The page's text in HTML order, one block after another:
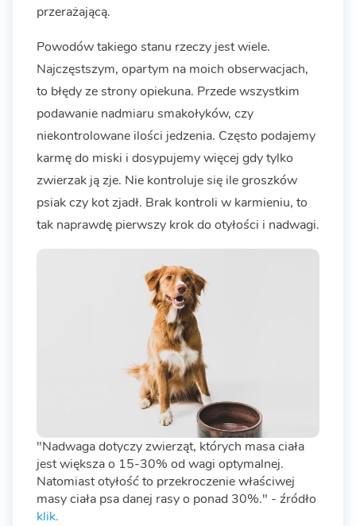
przerażającą.
Powodów takiego stanu rzeczy jest wiele.
Najczęstszym, opartym na moich obserwacjach,
to błędy ze strony opiekuna. Przede wszystkim
podawanie nadmiaru smakołyków, czy
niekontrolowane ilości jedzenia. Często podajemy
karmę do miski i dosypujemy więcej gdy tylko
zwierzak ją zje. Nie kontroluje się ile groszków
psiak czy kot zjadł. Brak kontroli w karmieniu, to
tak naprawdę pierwszy krok do otyłości i nadwagi.
"Nadwaga dotyczy zwierząt, których masa ciała
jest większa o 15-30% od wagi optymalnej.
Natomiast otyłość to przekroczenie właściwej
masy ciała psa danej rasy o ponad 30%." - źródło
klik.